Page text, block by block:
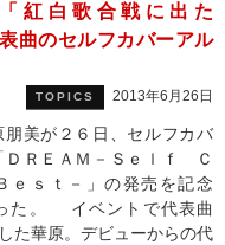
紅白歌合戦に出た
曲のセルフカバーアル
TOPICS 2013年6月26日
美が２６日、セルフカバ
ＤＲＥＡＭ－Ｓｅｌｆ Ｃ
ｓｔ－」の発売を記念
た。 イベントで代表曲
た華原。デビューからの代